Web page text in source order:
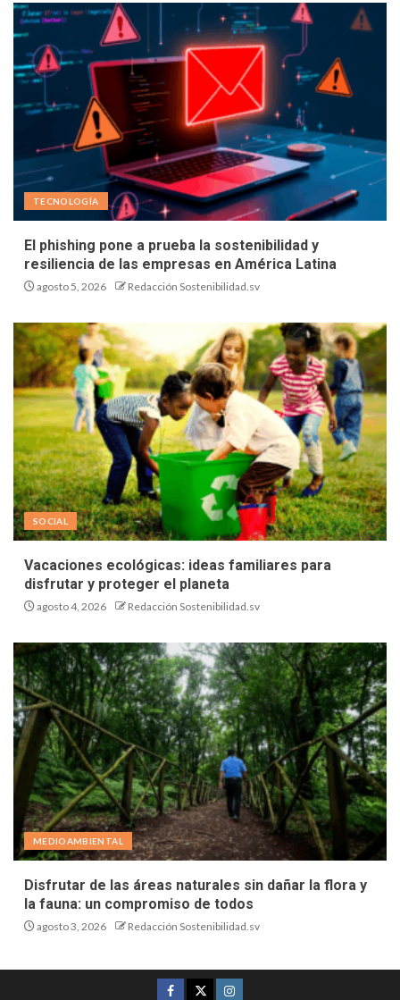
TECNOLOGÍA
El phishing pone a prueba la sostenibilidad y
resiliencia de las empresas en América Latina
agosto 5, 2026 Redacción Sostenibilidad.sv
SOCIAL
Vacaciones ecológicas: ideas familiares para
disfrutar y proteger el planeta
agosto 4, 2026 Redacción Sostenibilidad.sv
MEDIOAMBIENTAL
Disfrutar de las áreas naturales sin dañar la flora y
la fauna: un compromiso de todos
agosto 3, 2026 Redacción Sostenibilidad.sv